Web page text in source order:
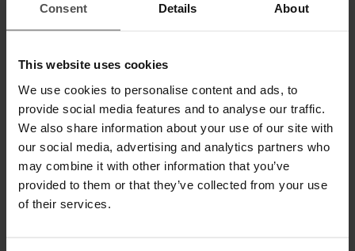
Consent Details About
This website uses cookies
We use cookies to personalise content and ads, to
provide social media features and to analyse our traffic.
We also share information about your use of our site with
our social media, advertising and analytics partners who
may combine it with other information that you’ve
provided to them or that they’ve collected from your use
of their services.
AGGIUNGI AL CARRELLO
SPEDIZIONE E RESO
SPECIFICHE TECNICHE
DIGITAL PRODUCT PASSPORT